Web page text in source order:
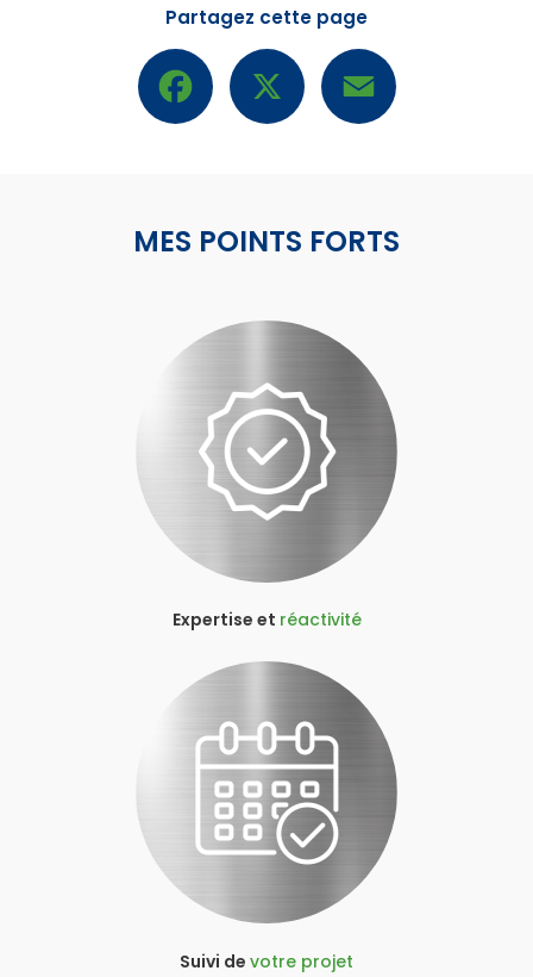
Partagez cette page
Facebook
MES POINTS FORTS
Expertise et réactivité
Suivi de votre projet